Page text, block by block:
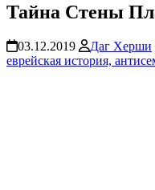
Тайна Стены
03.12.2019 Даг Херши
еврейская история,